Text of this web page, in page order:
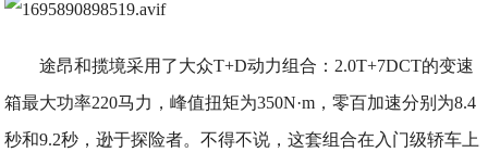
途昂和揽境采用了大众T+D动力组合：2.0T+7DCT的变速
箱最大功率220马力，峰值扭矩为350N·m，零百加速分别为8.4
秒和9.2秒，逊于探险者。不得不说，这套组合在入门级轿车上